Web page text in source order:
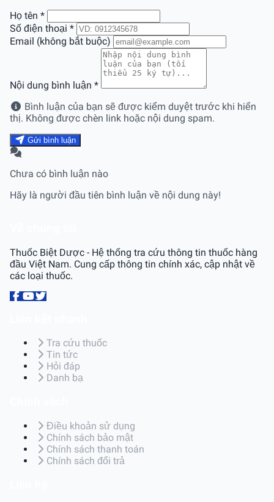
Họ tên *
Số điện thoại *
Email (không bắt buộc)
Nội dung bình luận *
Bình luận của bạn sẽ được kiểm duyệt trước khi hiển
thị. Không được chèn link hoặc nội dung spam.
Gửi bình luận
Chưa có bình luận nào
Hãy là người đầu tiên bình luận về nội dung này!
Thuốc Biệt Dược - Hệ thống tra cứu thông tin thuốc hàng
đầu Việt Nam. Cung cấp thông tin chính xác, cập nhật về
các loại thuốc.
Tra cứu thuốc
Tin tức
Hỏi đáp
Danh bạ
Điều khoản sử dụng
Chính sách bảo mật
Chính sách thanh toán
Chính sách đổi trả